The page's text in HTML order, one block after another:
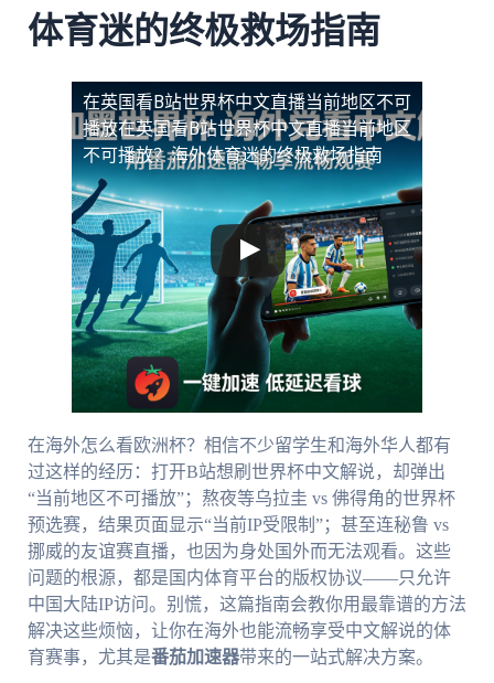
体育迷的终极救场指南
在英国看B站世界杯中文直播当前地区不可
播放在英国看B站世界杯中文直播当前地区
不可播放？海外体育迷的终极救场指南
在海外怎么看欧洲杯？相信不少留学生和海外华人都有
过这样的经历：打开B站想刷世界杯中文解说，却弹出
“当前地区不可播放”；熬夜等乌拉圭 vs 佛得角的世界杯
预选赛，结果页面显示“当前IP受限制”；甚至连秘鲁 vs
挪威的友谊赛直播，也因为身处国外而无法观看。这些
问题的根源，都是国内体育平台的版权协议——只允许
中国大陆IP访问。别慌，这篇指南会教你用最靠谱的方法
解决这些烦恼，让你在海外也能流畅享受中文解说的体
育赛事，尤其是番茄加速器带来的一站式解决方案。